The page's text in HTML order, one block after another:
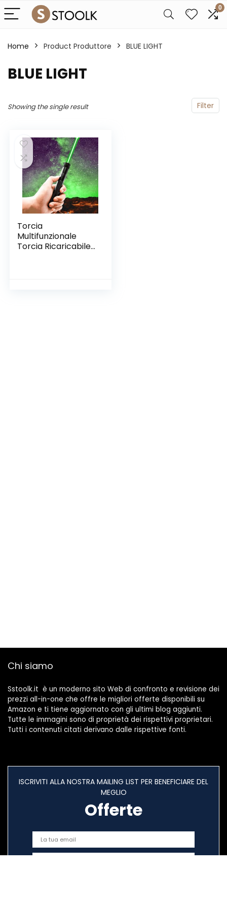
0
Home Product Produttore ‎BLUE LIGHT
‎BLUE LIGHT
Filter
Showing the single result
Torcia
Multifunzionale
Torcia Ricaricabile
Chi siamo
Sstoolk.it è un moderno sito Web di confronto e revisione dei
prezzi all-in-one che offre le migliori offerte disponibili su
Amazon e ti tiene aggiornato con gli ultimi blog aggiunti.
Tutte le immagini sono di proprietà dei rispettivi proprietari.
Tutti i contenuti citati derivano dalle rispettive fonti.
ISCRIVITI ALLA NOSTRA MAILING LIST PER BENEFICIARE DEL
MEGLIO
Offerte